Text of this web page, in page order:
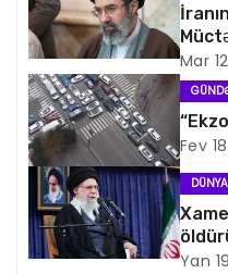
v
i
q
a
s
i
Mar
Fev
DÜNYA
Yan